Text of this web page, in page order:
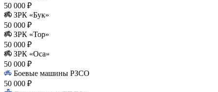
50 000 ₽
ЗРК «Бук»
50 000 ₽
ЗРК «Тор»
50 000 ₽
ЗРК «Оса»
50 000 ₽
Боевые машины РЗСО
50 000 ₽